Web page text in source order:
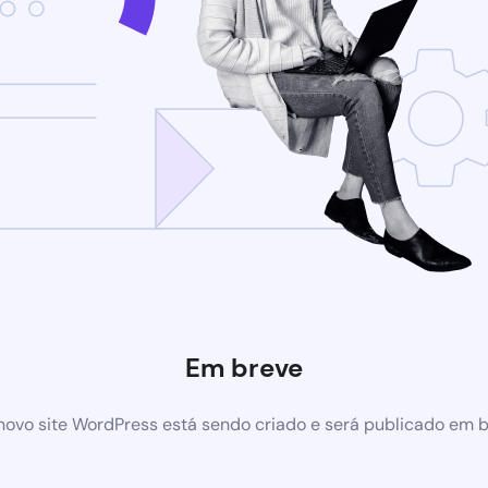
Em breve
site WordPress está sendo criado e será publicado em